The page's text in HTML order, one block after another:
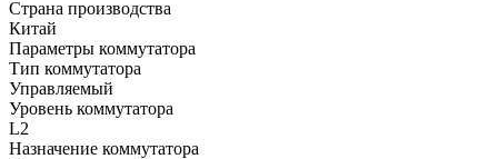
Страна производства
Китай
Параметры коммутатора
Тип коммутатора
Управляемый
Уровень коммутатора
L2
Назначение коммутатора